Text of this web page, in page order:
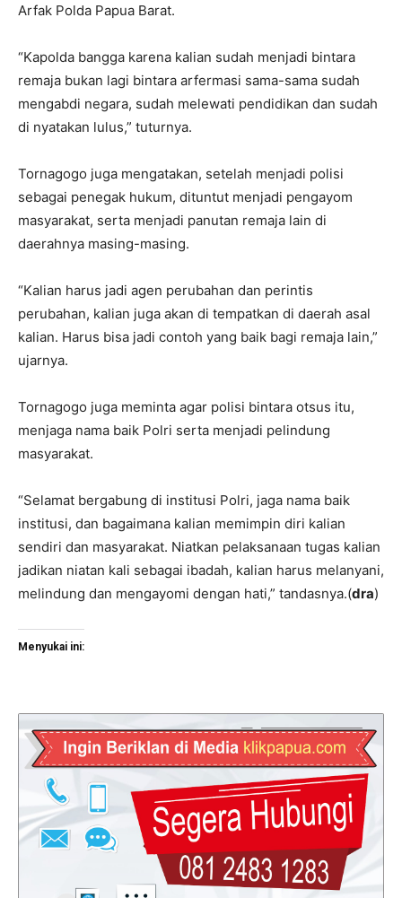
Arfak Polda Papua Barat.
“Kapolda bangga karena kalian sudah menjadi bintara
remaja bukan lagi bintara arfermasi sama-sama sudah
mengabdi negara, sudah melewati pendidikan dan sudah
di nyatakan lulus,” tuturnya.
Tornagogo juga mengatakan, setelah menjadi polisi
sebagai penegak hukum, dituntut menjadi pengayom
masyarakat, serta menjadi panutan remaja lain di
daerahnya masing-masing.
“Kalian harus jadi agen perubahan dan perintis
perubahan, kalian juga akan di tempatkan di daerah asal
kalian. Harus bisa jadi contoh yang baik bagi remaja lain,”
ujarnya.
Tornagogo juga meminta agar polisi bintara otsus itu,
menjaga nama baik Polri serta menjadi pelindung
masyarakat.
“Selamat bergabung di institusi Polri, jaga nama baik
institusi, dan bagaimana kalian memimpin diri kalian
sendiri dan masyarakat. Niatkan pelaksanaan tugas kalian
jadikan niatan kali sebagai ibadah, kalian harus melanyani,
melindung dan mengayomi dengan hati,” tandasnya.(dra)
Menyukai ini: